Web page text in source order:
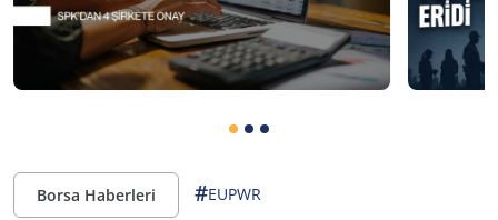
Borsa Haberleri #EUPWR